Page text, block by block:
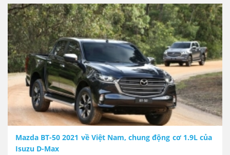
Mazda BT-50 2021 về Việt Nam, chung động cơ 1.9L của
Isuzu D-Max